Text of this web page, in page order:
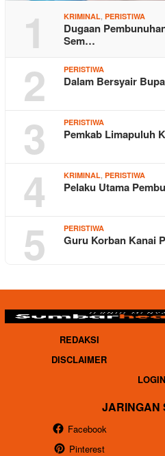
1 KRIMINAL PERISTIWA
Dugaan
Sem…
2 PERISTIWA
Dalam Bersyair
3 PERISTIWA
Pemkab Limapuluh
4 KRIMINAL PERISTIWA
Pelaku Utama
5 PERISTIWA
Guru Korban Kanai
REDAKSI
DISCLAIMER
LOGIN
JARINGAN
Facebook
Pinterest